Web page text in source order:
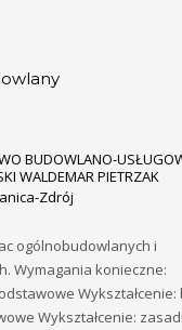
BUDOWLANO-
WALDEMAR PIETRZAK
Zdrój
ogólnobudowlanych i
Wymagania konieczne:
Wykształcenie:
Wykształcenie: